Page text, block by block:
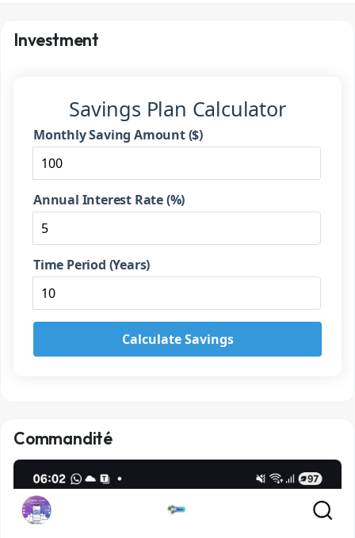
Investment
Savings Plan Calculator
Monthly Saving Amount ($)
Annual Interest Rate (%)
Time Period (Years)
Calculate Savings
Commandité